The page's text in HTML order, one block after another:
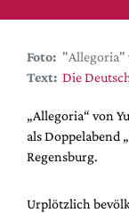
DdB-map
Kalender
Festival-
Hefte
Alle Hefte
Leseproben
Foto: "Allegoria"
Text: Die
„Allegoria“ von
als Doppelabend
Regensburg.
Urplötzlich